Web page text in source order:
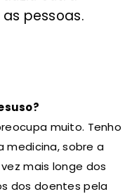
pessoas.
muito. Tenho
medicina, sobre a
mais longe dos
dos doentes pela